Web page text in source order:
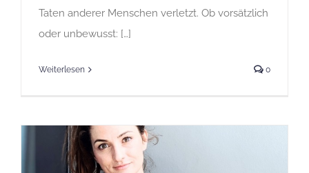
Taten anderer Menschen verletzt. Ob vorsätzlich
oder unbewusst: […]
Weiterlesen 0